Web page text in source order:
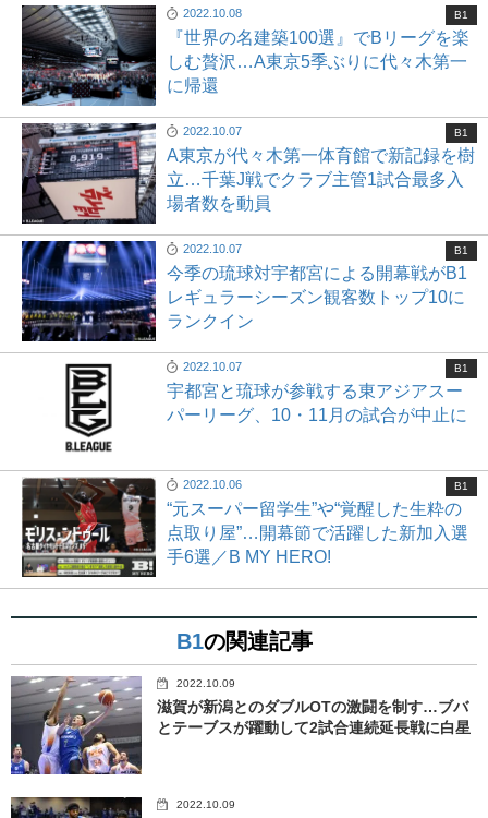
2022.10.08
『世界の名建築100選』でBリーグを楽
しむ贅沢…A東京5季ぶりに代々木第一
に帰還
B1
2022.10.07
A東京が代々木第一体育館で新記録を樹
立…千葉J戦でクラブ主管1試合最多入
場者数を動員
B1
2022.10.07
今季の琉球対宇都宮による開幕戦がB1
レギュラーシーズン観客数トップ10に
ランクイン
B1
2022.10.07
宇都宮と琉球が参戦する東アジアスー
パーリーグ、10・11月の試合が中止に
B1
2022.10.06
“元スーパー留学生”や“覚醒した生粋の
点取り屋”…開幕節で活躍した新加入選
手6選／B MY HERO!
B1
B1の関連記事
2022.10.09
滋賀が新潟とのダブルOTの激闘を制す…ブバ
とテーブスが躍動して2試合連続延長戦に白星
2022.10.09